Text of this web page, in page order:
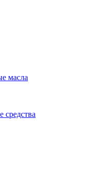
масла
средства